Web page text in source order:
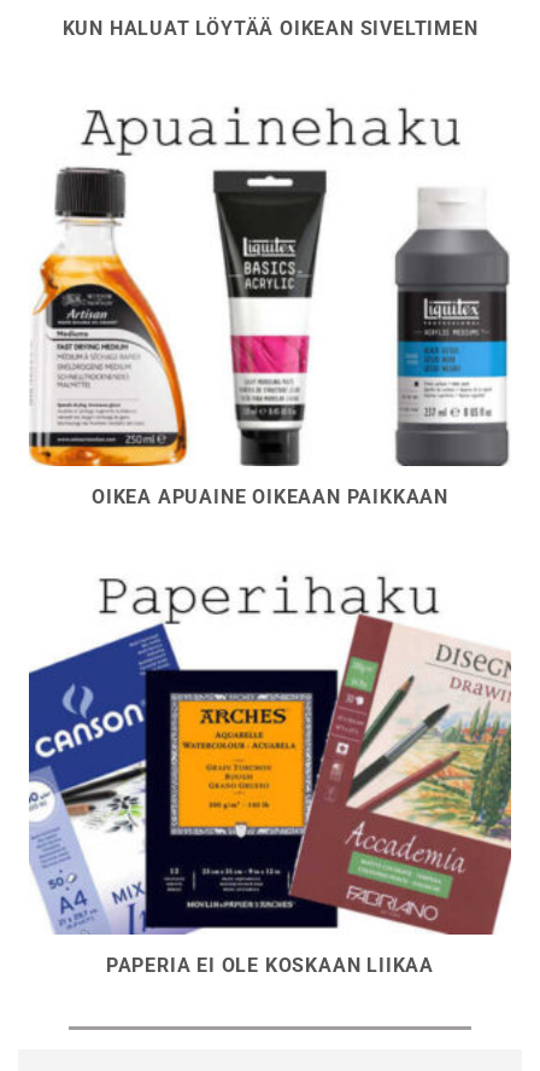
KUN HALUAT LÖYTÄÄ OIKEAN SIVELTIMEN
OIKEA APUAINE OIKEAAN PAIKKAAN
PAPERIA EI OLE KOSKAAN LIIKAA